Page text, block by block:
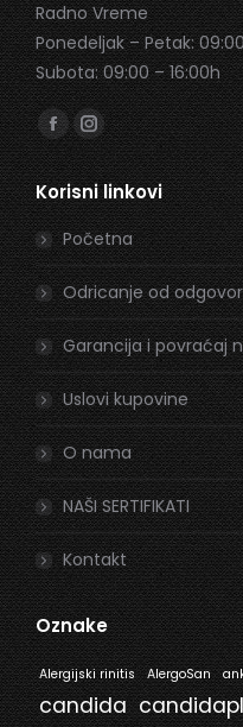
Radno Vreme
Ponedeljak – Petak:
Subota: 09:00 – 16:00h
Find us on:
Facebook
page
opens
in
new
window
Instagram
page
opens
in
new
window
Korisni linkovi
Početna
Odricanje od
Garancija i povraćaj
Uslovi kupovine
O nama
NAŠI SERTIFIKATI
Kontakt
Oznake
Alergijski rinitis AlergoSan
candida